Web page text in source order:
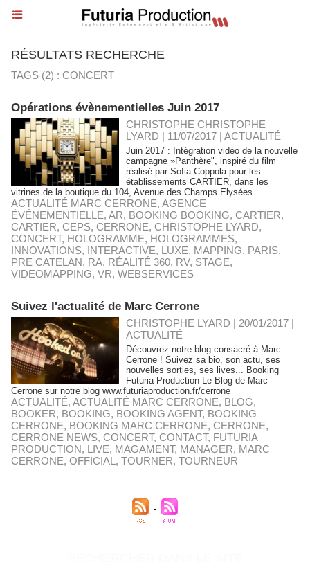
RÉSULTATS RECHERCHE
TAGS (2) : CONCERT
Opérations évènementielles Juin 2017
CHRISTOPHE CHRISTOPHE
LYARD | 11/07/2017 |ACTUALITÉ
Juin 2017 : Intégration vidéo de la nouvelle
campagne »Panthère", inspiré du film
réalisé par Sofia Coppola pour les
établissements CARTIER, dans les
vitrines de la boutique du 104, Avenue des Champs Elysées.
ACTUALITÉ MARC CERRONE, AGENCE
ÉVÉNEMENTIELLE, AR, BOOKING BOOKING, CARTIER,
CARTIER, CEPS, CERRONE, CHRISTOPHE LYARD,
CONCERT, HOLOGRAMME, HOLOGRAMMES,
INNOVATIONS, INTERACTIVE, LUXE, MAPPING, PARIS,
PRE CATELAN, RA, RÉALITÉ 360, RV, STAGE,
VIDEOMAPPING, VR, WEBSERVICES
Suivez l'actualité de Marc Cerrone
CHRISTOPHE LYARD | 20/01/2017 |
ACTUALITÉ
Découvrez notre blog consacré à Marc
Cerrone ! Suivez sa bio, son actu, ses
nouvelles sorties, ses lives... Booking
Futuria Production Le Blog de Marc
Cerrone sur notre blog www.futuriaproduction.fr/cerrone
ACTUALITÉ, ACTUALITÉ MARC CERRONE, BLOG,
BOOKER, BOOKING, BOOKING AGENT, BOOKING
CERRONE, BOOKING MARC CERRONE, CERRONE,
CERRONE NEWS, CONCERT, CONTACT, FUTURIA
PRODUCTION, LIVE, MAGAMENT, MANAGER, MARC
CERRONE, OFFICIAL , TOURNER, TOURNEUR